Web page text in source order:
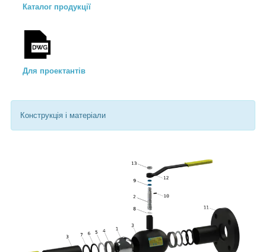
Каталог продукції
Для проектантів
Конструкція і матеріали